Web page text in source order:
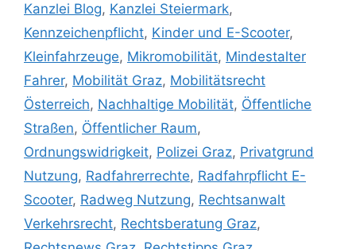
Kanzlei Blog, Kanzlei Steiermark,
Kennzeichenpflicht, Kinder und E-Scooter,
Kleinfahrzeuge, Mikromobilität, Mindestalter
Fahrer, Mobilität Graz, Mobilitätsrecht
Österreich, Nachhaltige Mobilität, Öffentliche
Straßen, Öffentlicher Raum,
Ordnungswidrigkeit, Polizei Graz, Privatgrund
Nutzung, Radfahrerrechte, Radfahrpflicht E-
Scooter, Radweg Nutzung, Rechtsanwalt
Verkehrsrecht, Rechtsberatung Graz,